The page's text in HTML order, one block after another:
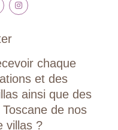
chaque
et des
ainsi que des
de nos
villas ?